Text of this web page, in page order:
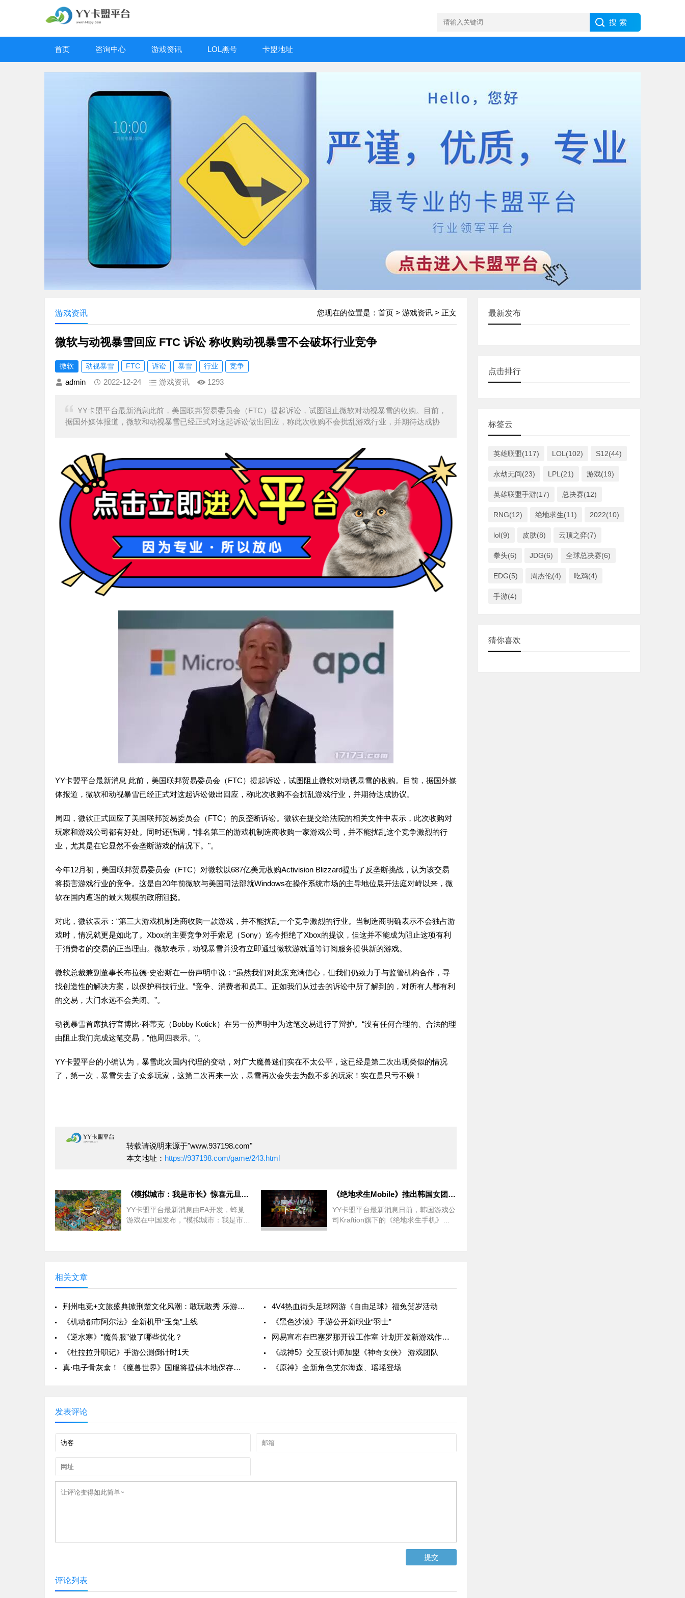
首页 咨询中心 游戏资讯 LOL黑号 卡盟地址
您现在的位置是： 首页 > 游戏资讯 > 正文
游戏资讯
微软与动视暴雪回应 FTC 诉讼 称收购动视暴雪不会破坏行业竞争
微软 动视暴雪 FTC 诉讼 暴雪 行业 竞争
admin 2022-12-24 游戏资讯 1293
YY卡盟平台最新消息此前，美国联邦贸易委员会（FTC）提起诉讼，试图阻止微软对动视暴雪的收购。目前，
据国外媒体报道，微软和动视暴雪已经正式对这起诉讼做出回应，称此次收购不会扰乱游戏行业，并期待达成协
YY卡盟平台最新消息 此前，美国联邦贸易委员会（FTC）提起诉讼，试图阻止微软对动视暴雪的收购。目前，据国外媒
体报道，微软和动视暴雪已经正式对这起诉讼做出回应，称此次收购不会扰乱游戏行业，并期待达成协议。
周四，微软正式回应了美国联邦贸易委员会（FTC）的反垄断诉讼。微软在提交给法院的相关文件中表示，此次收购对
玩家和游戏公司都有好处。同时还强调，“排名第三的游戏机制造商收购一家游戏公司，并不能扰乱这个竞争激烈的行
业，尤其是在它显然不会垄断游戏的情况下。"。
今年12月初，美国联邦贸易委员会（FTC）对微软以687亿美元收购Activision Blizzard提出了反垄断挑战，认为该交易
将损害游戏行业的竞争。这是自20年前微软与美国司法部就Windows在操作系统市场的主导地位展开法庭对峙以来，微
软在国内遭遇的最大规模的政府阻挠。
对此，微软表示：“第三大游戏机制造商收购一款游戏，并不能扰乱一个竞争激烈的行业。当制造商明确表示不会独占游
戏时，情况就更是如此了。Xbox的主要竞争对手索尼（Sony）迄今拒绝了Xbox的提议，但这并不能成为阻止这项有利
于消费者的交易的正当理由。微软表示，动视暴雪并没有立即通过微软游戏通等订阅服务提供新的游戏。
微软总裁兼副董事长布拉德·史密斯在一份声明中说：“虽然我们对此案充满信心，但我们仍致力于与监管机构合作，寻
找创造性的解决方案，以保护科技行业。”竞争、消费者和员工。正如我们从过去的诉讼中所了解到的，对所有人都有利
的交易，大门永远不会关闭。”。
动视暴雪首席执行官博比·科蒂克（Bobby Kotick）在另一份声明中为这笔交易进行了辩护。“没有任何合理的、合法的理
由阻止我们完成这笔交易，”他周四表示。”。
YY卡盟平台的小编认为，暴雪此次国内代理的变动，对广大魔兽迷们实在不太公平，这已经是第二次出现类似的情况
了，第一次，暴雪失去了众多玩家，这第二次再来一次，暴雪再次会失去为数不多的玩家！实在是只亏不赚！
转载请说明来源于"www.937198.com"
本文地址： https://937198.com/game/243.html
上一篇
《模拟城市：我是市长》惊喜元旦版本全平台推出
YY卡盟平台最新消息由EA开发，蜂巢
游戏在中国发布，“模拟城市：我是市
下一篇
《绝地求生Mobile》推出韩国女团“STAYC”的声音
YY卡盟平台最新消息日前，韩国游戏公
司Kraftion旗下的《绝地求生手机》推
相关文章
荆州电竞+文旅盛典掀荆楚文化风潮：敢玩敢秀 乐游荆州，英雄联盟手游全国联赛湖北省级赛震撼开幕！
4V4热血街头足球网游《自由足球》福兔贺岁活动
《机动都市阿尔法》全新机甲“玉兔”上线
《黑色沙漠》手游公开新职业“羽士”
《逆水寒》“魔兽服”做了哪些优化？
网易宣布在巴塞罗那开设工作室 计划开发新游戏作为旗舰作品
《杜拉拉升职记》手游公测倒计时1天
《战神5》交互设计师加盟《神奇女侠》 游戏团队
真·电子骨灰盒！《魔兽世界》国服将提供本地保存账号数据功能
《原神》全新角色艾尔海森、瑶瑶登场
发表评论
评论列表
最新发布
点击排行
标签云
英雄联盟(117) LOL(102) S12(44)
永劫无间(23) LPL(21) 游戏(19)
英雄联盟手游(17) 总决赛(12)
RNG(12) 绝地求生(11) 2022(10)
lol(9) 皮肤(8) 云顶之弈(7)
拳头(6) JDG(6) 全球总决赛(6)
EDG(5) 周杰伦(4) 吃鸡(4)
手游(4)
猜你喜欢